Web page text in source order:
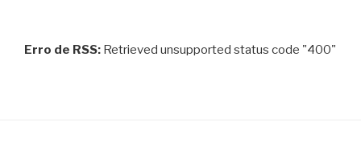
Erro de RSS: Retrieved unsupported status code "400"